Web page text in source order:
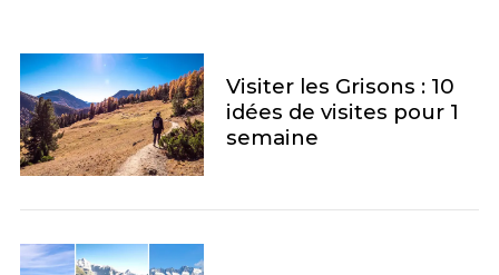
Visiter les Grisons : 10
idées de visites pour 1
semaine